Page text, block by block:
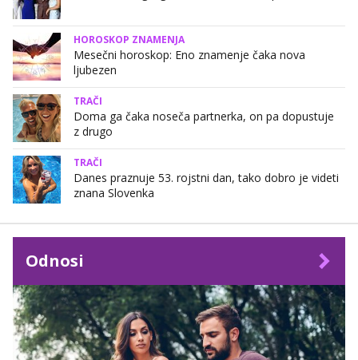
HOROSKOP ZNAMENJA
Mesečni horoskop: Eno znamenje čaka nova
ljubezen
TRAČI
Doma ga čaka noseča partnerka, on pa dopustuje
z drugo
TRAČI
Danes praznuje 53. rojstni dan, tako dobro je videti
znana Slovenka
Odnosi